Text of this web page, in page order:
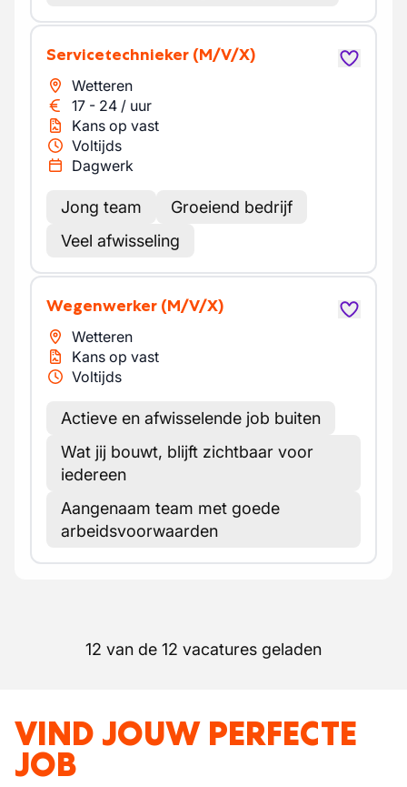
Servicetechnieker (M/V/X)
Wetteren
17 - 24 / uur
Kans op vast
Voltijds
Dagwerk
Jong team
Groeiend bedrijf
Veel afwisseling
Wegenwerker (M/V/X)
Wetteren
Kans op vast
Voltijds
Actieve en afwisselende job buiten
Wat jij bouwt, blijft zichtbaar voor
iedereen
Aangenaam team met goede
arbeidsvoorwaarden
12 van de 12 vacatures geladen
VIND JOUW PERFECTE
JOB